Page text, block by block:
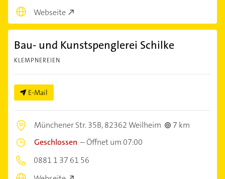
Webseite
Bau- und Kunstspenglerei Schilke
KLEMPNEREIEN
E-Mail
Münchener Str. 35B,82362 Weilheim
7 km
Geschlossen –Öffnet um 07:00
0881 1 37 61 56